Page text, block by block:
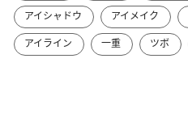
アイシャドウ
アイメイク
アイライン
一重 ツボ